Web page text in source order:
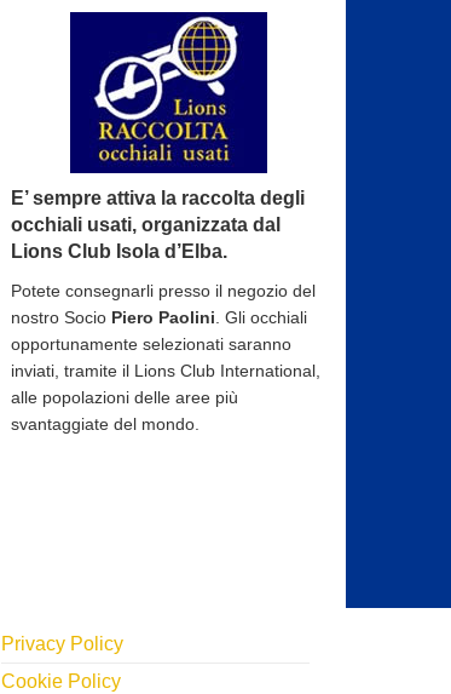
E’ sempre attiva la raccolta degli
occhiali usati, organizzata dal
Lions Club Isola d’Elba.
Potete consegnarli presso il negozio del
nostro Socio Piero Paolini. Gli occhiali
opportunamente selezionati saranno
inviati, tramite il Lions Club International,
alle popolazioni delle aree più
svantaggiate del mondo.
Privacy Policy
Cookie Policy